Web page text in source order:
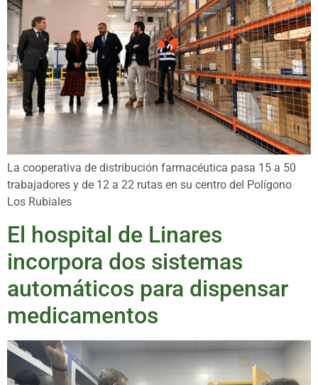
La cooperativa de distribución farmacéutica pasa 15 a 50
trabajadores y de 12 a 22 rutas en su centro del Polígono
Los Rubiales
El hospital de Linares
incorpora dos sistemas
automáticos para dispensar
medicamentos